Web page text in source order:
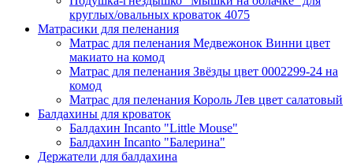
круглых/овальных кроваток 4075
Матрасики для пеленания
Матрас для пеленания Медвежонок Винни цвет
макиато на комод
Матрас для пеленания Звёзды цвет 0002299-24 на
комод
Матрас для пеленания Король Лев цвет салатовый
Балдахины для кроваток
Балдахин Incanto "Little Mouse"
Балдахин Incanto "Балерина"
Держатели для балдахина